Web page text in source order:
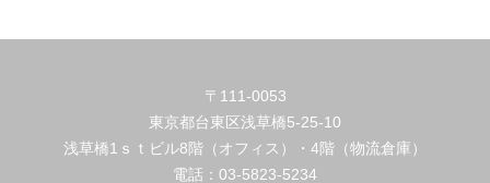
〒111-0053
東京都台東区浅草橋5-25-10
浅草橋1ｓｔビル8階（オフィス）・4階（物流倉庫）
電話： 03-5823-5234